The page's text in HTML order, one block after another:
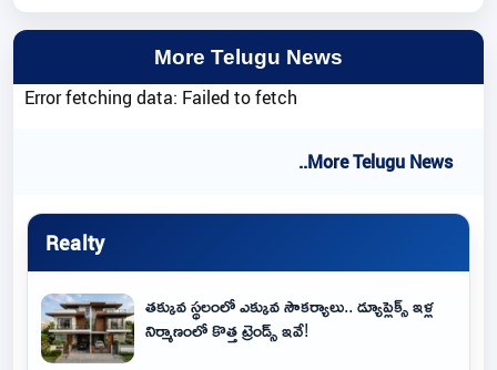
More Telugu News
Error fetching data: Failed to fetch
..More Telugu News
Realty
తక్కువ స్థలంలో ఎక్కువ సౌకర్యాలు.. డ్యూప్లెక్స్ ఇళ్ల
నిర్మాణంలో కొత్త ట్రెండ్స్ ఇవే!